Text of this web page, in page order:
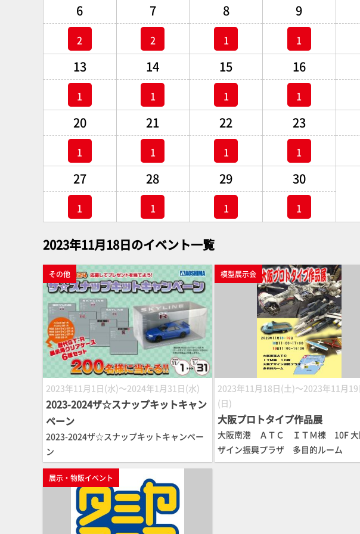
6
2
7
2
8
1
9
1
13
1
14
1
15
1
16
1
20
1
21
1
22
1
23
1
27
1
28
1
29
1
30
1
2023年11月18日のイベント一覧
その他
2023年11月1日(水)～2024年1月31日(水)
2023-2024ザ☆スナップキットキャン
ペーン
2023-2024ザ☆スナップキットキャンペー
ン
模型展示会
2023年11月18日(土)～2023年11月19
(日)
大阪プロトタイプ作品展
大阪南港 ＡＴＣ ＩＴＭ棟 10F 大
ザイン振興プラザ 多目的ルーム
展示・物販イベント